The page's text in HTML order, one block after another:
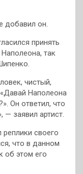
добавил он.
принять
так
чистый,
Наполеона
Он ответил, что
— заявил артист.
реплики своего
что в данном
об этом его